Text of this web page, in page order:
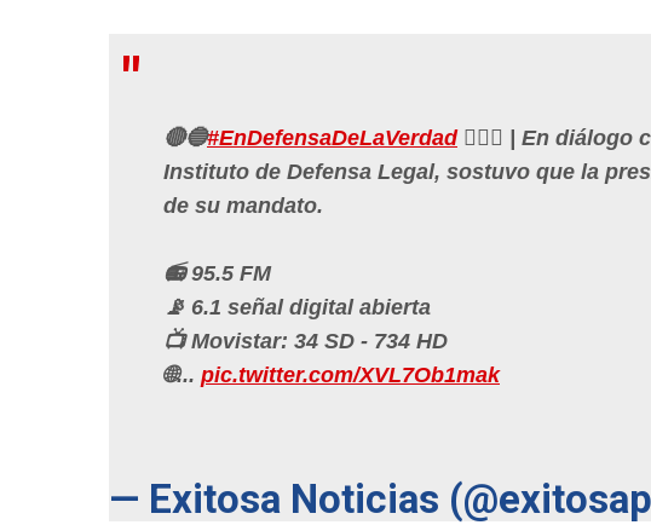
🔴🔵#EnDefensaDeLaVerdad👩🏻‍⚖️ | En diálogo
Instituto de Defensa Legal, sostuvo que la
de su mandato.
📻 95.5 FM
📡 6.1 señal digital abierta
📺 Movistar: 34 SD - 734 HD
🌐... pic.twitter.com/XVL7Ob1mak
— Exitosa Noticias